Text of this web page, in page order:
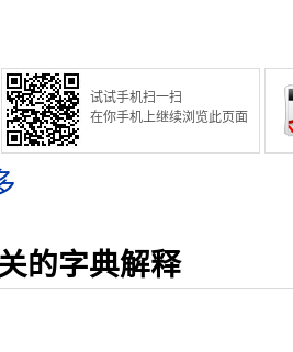
试试手机扫一扫
在你手机上继续浏览此页面
的字典解释